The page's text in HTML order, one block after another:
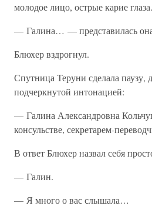
молодое лицо, острые карие глаза.
— Галина… — представилась
Блюхер вздрогнул.
Спутница Теруни сделала паузу,
подчеркнутой интонацией:
— Галина Александровна
консульстве, секретарем-
В ответ Блюхер назвал себя
— Галин.
— Я много о вас слышала…